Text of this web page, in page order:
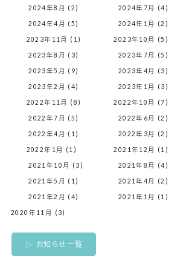
2024年8月 (2) 2024年7月 (4)
2024年4月 (5) 2024年1月 (2)
2023年11月 (1) 2023年10月 (5)
2023年8月 (3) 2023年7月 (5)
2023年5月 (9) 2023年4月 (3)
2023年2月 (4) 2023年1月 (3)
2022年11月 (8) 2022年10月 (7)
2022年7月 (5) 2022年6月 (2)
2022年4月 (1) 2022年3月 (2)
2022年1月 (1) 2021年12月 (1)
2021年10月 (3) 2021年8月 (4)
2021年5月 (1) 2021年4月 (2)
2021年2月 (4) 2021年1月 (1)
2020年11月 (3)
お知らせ一覧